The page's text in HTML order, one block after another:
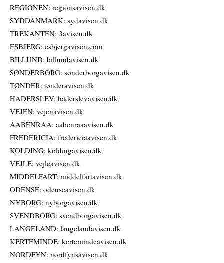
REGIONEN: regionsavisen.dk
SYDDANMARK: sydavisen.dk
TREKANTEN: 3avisen.dk
ESBJERG: esbjergavisen.com
BILLUND: billundavisen.dk
SØNDERBORG: sønderborgavisen.dk
TØNDER: tønderavisen.dk
HADERSLEV: haderslevavisen.dk
VEJEN: vejenavisen.dk
AABENRAA: aabenraaavisen.dk
FREDERICIA: fredericiaavisen.dk
KOLDING: koldingavisen.dk
VEJLE: vejleavisen.dk
MIDDELFART: middelfartavisen.dk
ODENSE: odenseavisen.dk
NYBORG: nyborgavisen.dk
SVENDBORG: svendborgavisen.dk
LANGELAND: langelandavisen.dk
KERTEMINDE: kertemindeavisen.dk
NORDFYN: nordfynsavisen.dk